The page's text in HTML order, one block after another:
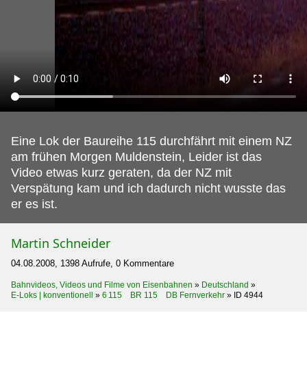
Eine Lok der Baureihe 115 durchfährt mit einem NZ
am frühen Morgen Muldenstein, Leider ist das
Video etwas kurz geraten, da der NZ mit
Verspätung kam und ich dadurch nicht wusste das
er es ist.
Martin Schneider
04.08.2008, 1398 Aufrufe, 0 Kommentare
Bahnvideos, Videos und Filme von Eisenbahnen » Deutschland »
E-Loks | konventionell
» 6 115 BR 115 DB Fernverkehr » ID 4944